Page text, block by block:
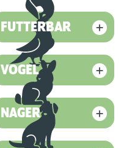
FUTTERBAR
VOGEL
NAGER